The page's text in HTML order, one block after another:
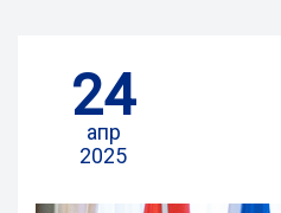
24
апр
2025